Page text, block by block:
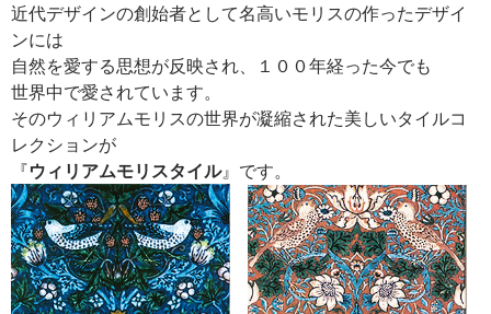
近代デザインの創始者として名高いモリスの作ったデザイ
ンには
自然を愛する思想が反映され、１００年経った今でも
世界中で愛されています。
そのウィリアムモリスの世界が凝縮された美しいタイルコ
レクションが
『ウィリアムモリスタイル』です。